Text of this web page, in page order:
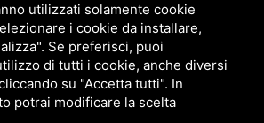
/ QUESTO SITO È PROTETTO DA GOOGLE
POLICYE TERMS OF SERVICEDI GOOGLE.
utilizzati solamente cookie
i cookie da installare,
Se preferisci, puoi
di tutti i cookie, anche diversi
su "Accetta tutti". In
potrai modificare la scelta